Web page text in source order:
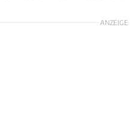
ANZEIGE